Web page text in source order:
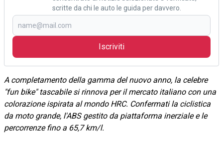
scritte da chi le auto le guida per davvero.
Iscriviti
A completamento della gamma del nuovo anno, la celebre
"fun bike" tascabile si rinnova per il mercato italiano con una
colorazione ispirata al mondo HRC. Confermati la ciclistica
da moto grande, l'ABS gestito da piattaforma inerziale e le
percorrenze fino a 65,7 km/l.